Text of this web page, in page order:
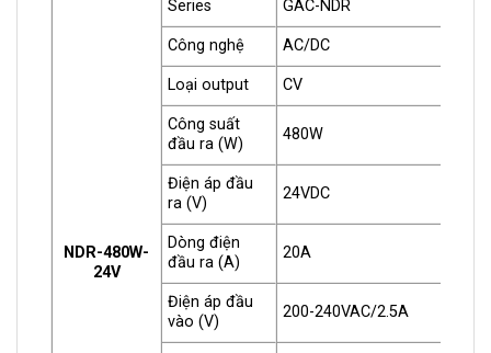
NDR-480W-
24V
Series GAC-NDR
Công nghệ AC/DC
Loại output CV
Công suất
đầu ra (W)
480W
Điện áp đầu
ra (V)
24VDC
Dòng điện
đầu ra (A)
20A
Điện áp đầu
vào (V)
200-240VAC/2.5A